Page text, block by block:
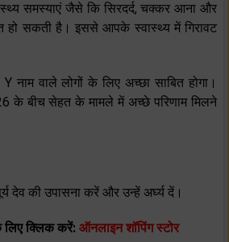
समस्‍याएं जैसे कि सिरदर्द, चक्‍कर आना और
हो सकती है। इससे आपके स्‍वास्‍थ्‍य में गिरावट
वाले लोगों के लिए अच्‍छा साबित होगा।
के बीच सेहत के मामले में अच्‍छे परिणाम मिलने
देव की उपासना करें और उन्‍हें अर्घ्‍य दें।
लिए क्लिक करें: ऑनलाइन शॉपिंग स्टोर